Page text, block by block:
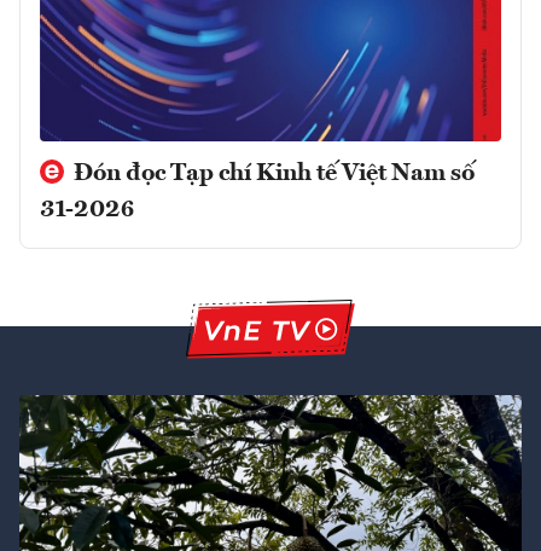
Đón đọc Tạp chí Kinh tế Việt Nam số
31-2026